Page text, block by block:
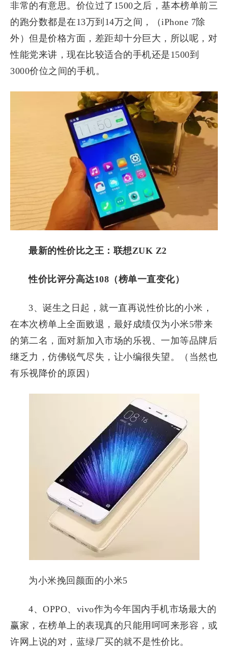
非常的有意思。价位过了1500之后，基本榜单前三
的跑分数都是在13万到14万之间，（iPhone 7除
外）但是价格方面，差距却十分巨大，所以呢，对
性能党来讲，现在比较适合的手机还是1500到
3000价位之间的手机。
最新的性价比之王：联想ZUK Z2
性价比评分高达108（榜单一直变化）
3、诞生之日起，就一直再说性价比的小米，
在本次榜单上全面败退，最好成绩仅为小米5带来
的第二名，面对新加入市场的乐视、一加等品牌后
继乏力，仿佛锐气尽失，让小编很失望。（当然也
有乐视降价的原因）
为小米挽回颜面的小米5
4、OPPO、vivo作为今年国内手机市场最大的
赢家，在榜单上的表现真的只能用呵呵来形容，或
许网上说的对，蓝绿厂买的就不是性价比。